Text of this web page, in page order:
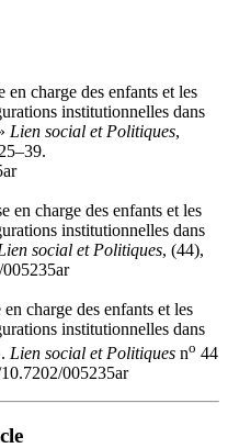
charge des enfants et les
institutionnelles dans
Lien social et Politiques,
charge des enfants et les
institutionnelles dans
social et Politiques, (44),
charge des enfants et les
institutionnelles dans
Lien social et Politiques no 44
005235ar